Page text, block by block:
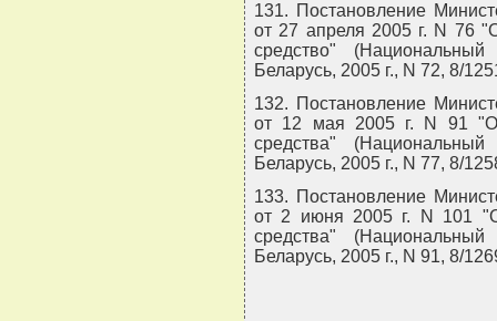
131. Постановление
от 27 апреля 2005 г. N 76
средство"
Беларусь, 2005 г., N 72, 8/
132. Постановление
от 12 мая 2005 г. N 91
средства"
Беларусь, 2005 г., N 77, 8/
133. Постановление
от 2 июня 2005 г. N 101
средства"
Беларусь, 2005 г., N 91, 8/